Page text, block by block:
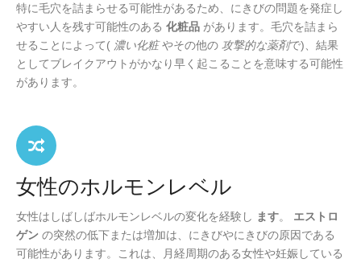
特に毛穴を詰まらせる可能性があるため、にきびの問題を発症し
やすい人を残す可能性のある 化粧品 があります。毛穴を詰まら
せることによって( 濃い化粧やその他の 攻撃的な薬剤で)、結果
としてブレイクアウトがかなり早く起こることを意味する可能性
があります。
女性のホルモンレベル
女性はしばしばホルモンレベルの変化を経験し ます。 エストロ
ゲン の突然の低下または増加は、にきびやにきびの原因である
可能性があります。これは、月経周期のある女性や妊娠している